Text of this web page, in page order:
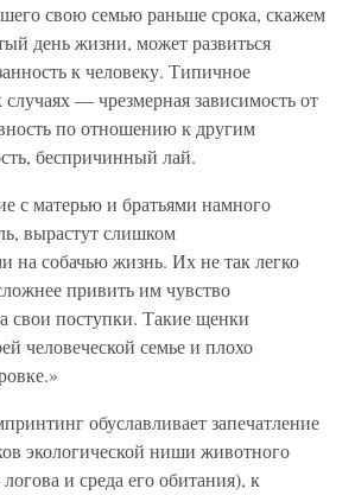
свою семью раньше срока, скажем
день жизни, может развиться
к человеку. Типичное
— чрезмерная зависимость от
по отношению к другим
беспричинный лай.
с матерью и братьями намного
вырастут слишком
на собачью жизнь. Их не так легко
привить им чувство
свои поступки. Такие щенки
человеческой семье и плохо
обуславливает запечатление
экологической ниши животного
и среда его обитания), к